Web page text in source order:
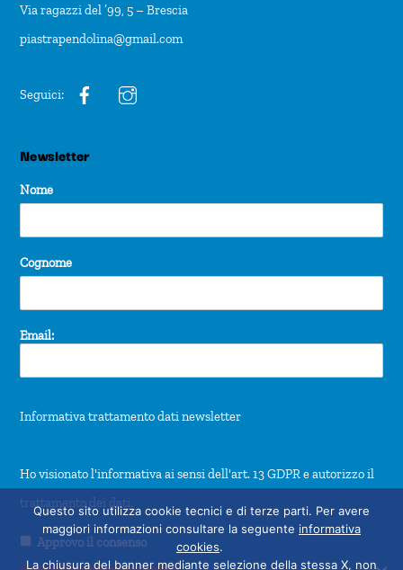
Via ragazzi del ’99, 5 – Brescia
piastrapendolina@gmail.com
Seguici:
Newsletter
Nome
Cognome
Email:
Informativa trattamento dati newsletter
Ho visionato l'informativa ai sensi dell'art. 13 GDPR e autorizzo il
trattamento dei dati.
Approvo il consenso
Questo sito utilizza cookie tecnici e di terze parti. Per avere
maggiori informazioni consultare la seguente informativa
cookies.
La chiusura del banner mediante selezione della stessa X, non